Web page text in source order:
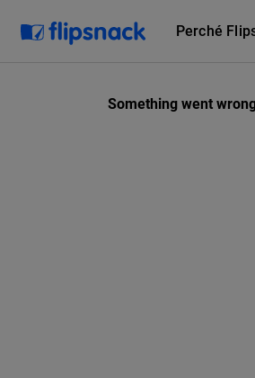
Perché